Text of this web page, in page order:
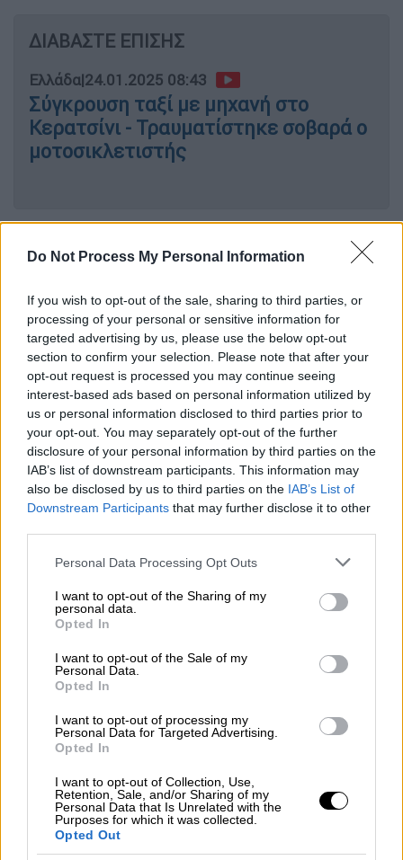
Do Not Process My Personal Information
If you wish to opt-out of the sale, sharing to third parties, or
processing of your personal or sensitive information for
targeted advertising by us, please use the below opt-out
section to confirm your selection. Please note that after your
opt-out request is processed you may continue seeing
interest-based ads based on personal information utilized by
us or personal information disclosed to third parties prior to
your opt-out. You may separately opt-out of the further
disclosure of your personal information by third parties on the
IAB’s list of downstream participants. This information may
also be disclosed by us to third parties on the IAB’s List of
Downstream Participants that may further disclose it to other
Please note that this website/app uses one or more Google
not limited to your visit or usage behaviour. You may click to
grant or deny consent to Google and its third-party tags to
use your data for below specified purposes in below Google
consent section.
Personal Data Processing Opt Outs
I want to opt-out of the Sharing of my
personal data.
Opted In
I want to opt-out of the Sale of my
Personal Data.
Opted In
I want to opt-out of processing my
Personal Data for Targeted Advertising.
Opted In
I want to opt-out of Collection, Use,
Retention, Sale, and/or Sharing of my
Personal Data that Is Unrelated with the
Purposes for which it was collected.
Opted Out
ΔΙΑΒΑΣΤΕ ΕΠΙΣΗΣ
Ελλάδα|24.01.2025 08:43
Σύγκρουση ταξί με μηχανή στο
Κερατσίνι - Τραυματίστηκε σοβαρά ο
μοτοσικλετιστής
τις μαραθώνιες απολογίες τους που
διήρκησαν περισσότερες από17 ώρεςο
καθηγητής γυναικολόγος του Πανεπιστημίου
Κρήτης από το Ηράκλειο και ο 46χρονος
γυναικολόγος από τα Χανιά αφέθηκαν
ελεύθεροι με τη σύμφωνη γνώμη ανακριτή
και εισαγγελέα. Αντιμετωπίζουν βαρύτατες
κατηγορίες σε βαθμό κακουργήματος για
ένταξη σε εγκληματική οργάνωση. Τους
επιβλήθηκαν περιοριστικοί όροι
απαγόρευσης εξόδου από τη χώρα και
εγγυοδοσία 100.000€ για τον Χανιώτη
ΠΑΓΝΗ.
Στιακάκης και Αλεξάνδρα Σπανάκη δήλωσαν
ικανοποιημένοι καθώς όπως χαρακτηριστικά
ανέφεραν ο εντολέας τουςδεν είχε καμιά
συμμετοχή και καμία εμπλοκή σε ό,τι του
αποδίδεται.
46χρονου γιατρού Γιώργος Φρατζεσκάκης
δήλωσε ότι ο εντολέας του ήταν εκείνος
που από την αρχή πουήρθε στο φως αυτή η
υπόθεση συνεργάστηκε με τις αστυνομικές